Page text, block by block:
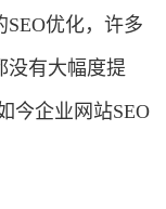
优化，许多
没有大幅度提
今企业网站SEO